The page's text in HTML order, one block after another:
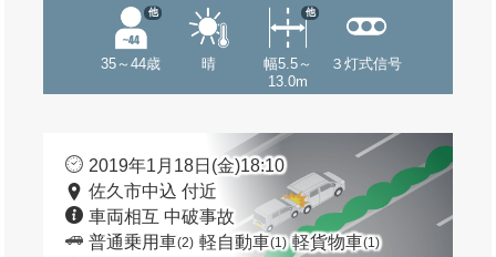
35～44歳
他
晴
幅5.5～
13.0m
他
３灯式信号
2019年1月18日(金)18:10
佐久市中込 付近
車両相互 中破事故
普通乗用車(2) 軽自動車(1) 軽貨物車(1)